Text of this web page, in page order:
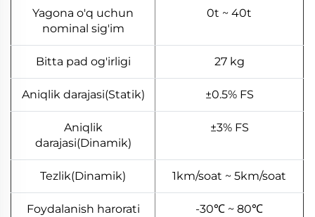
Yagona o'q uchun
nominal sig'im
0t ~ 40t
Bitta pad og'irligi 27 kg
Aniqlik darajasi(Statik) ±0.5% FS
Aniqlik
darajasi(Dinamik)
±3% FS
Tezlik(Dinamik) 1km/soat ~ 5km/soat
Foydalanish harorati
-30℃ ~ 80℃